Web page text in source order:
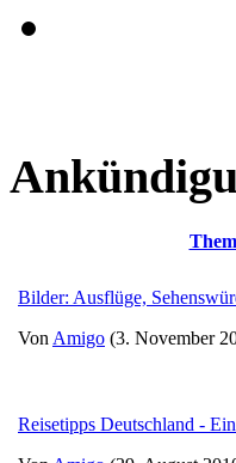
Bilder: Ausflüge,
Von Amigo (3. November
Reisetipps Deutschland -